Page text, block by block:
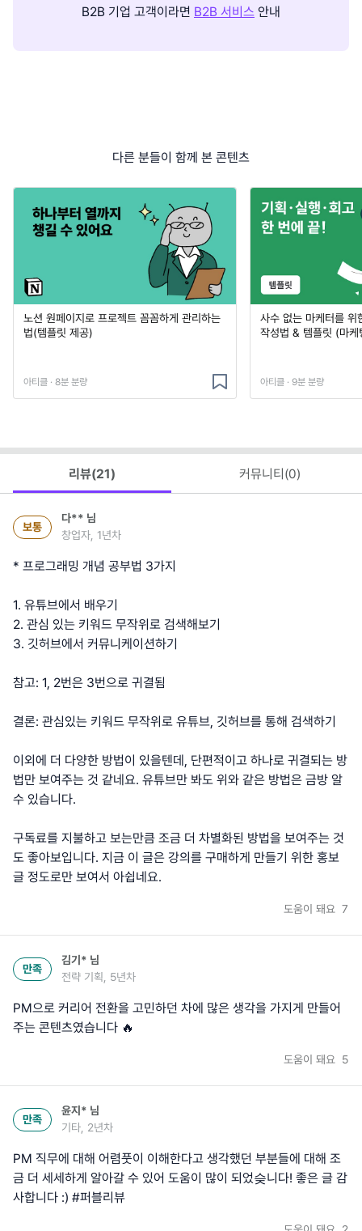
B2B 기업 고객이라면 B2B 서비스 안내
다른 분들이 함께 본 콘텐츠
노션 원페이지로 프로젝트 꼼꼼하게 관리하는
법(템플릿 제공)
아티클 · 8분 분량
사수 없는 마케터를 위
작성법 & 템플릿 (마
아티클 · 9분 분량
리뷰(21) 커뮤니티(0)
보통
다** 님
창업자, 1년차
* 프로그래밍 개념 공부법 3가지
1. 유튜브에서 배우기
2. 관심 있는 키워드 무작위로 검색해보기
3. 깃허브에서 커뮤니케이션하기
참고: 1, 2번은 3번으로 귀결됨
결론: 관심있는 키워드 무작위로 유튜브, 깃허브를 통해 검색하기
이외에 더 다양한 방법이 있을텐데, 단편적이고 하나로 귀결되는 방
법만 보여주는 것 같네요. 유튜브만 봐도 위와 같은 방법은 금방 알
수 있습니다.
구독료를 지불하고 보는만큼 조금 더 차별화된 방법을 보여주는 것
도 좋아보입니다. 지금 이 글은 강의를 구매하게 만들기 위한 홍보
글 정도로만 보여서 아쉽네요.
도움이 돼요 7
만족
김기* 님
전략 기획, 5년차
PM으로 커리어 전환을 고민하던 차에 많은 생각을 가지게 만들어
주는 콘텐츠였습니다 🔥
도움이 돼요 5
만족
윤지* 님
기타, 2년차
PM 직무에 대해 어렴풋이 이해한다고 생각했던 부분들에 대해 조
금 더 세세하게 알아갈 수 있어 도움이 많이 되었슺니다! 좋은 글 감
사합니다 :) #퍼블리뷰